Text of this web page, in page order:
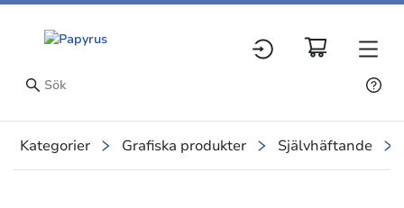
Kategorier Grafiska produkter Självhäftande